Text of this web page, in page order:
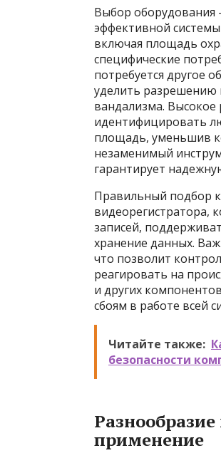
Выбор оборудования
эффективной
включая площадь
специфические
потребуется другое
уделить разрешению
вандализма.
идентифицировать
площадь, уменьшив
незаменимый
гарантирует
Правильный подбор
видеорегистратора,
записей,
хранение данных.
что позволит
реагировать на
и других
сбоям в работе всей
Читайте также:
безопасности
применение